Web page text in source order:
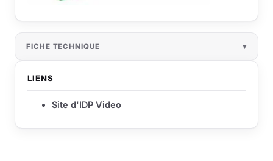
FICHE TECHNIQUE
LIENS
Site d'IDP Video